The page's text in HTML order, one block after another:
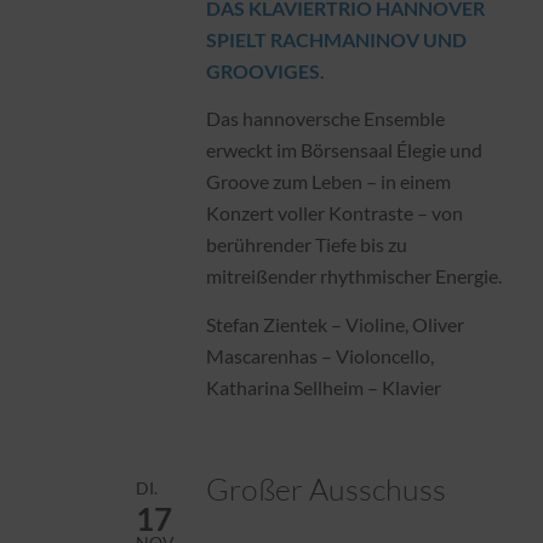
DAS KLAVIERTRIO HANNOVER
SPIELT RACHMANINOV UND
GROOVIGES
Das hannoversche Ensemble
erweckt im Börsensaal Élegie und
Groove zum Leben – in einem
Konzert voller Kontraste – von
berührender Tiefe bis zu
mitreißender rhythmischer Energie.
Stefan Zientek – Violine, Oliver
Mascarenhas – Violoncello,
Katharina Sellheim – Klavier
DI.
17
Großer Ausschuss